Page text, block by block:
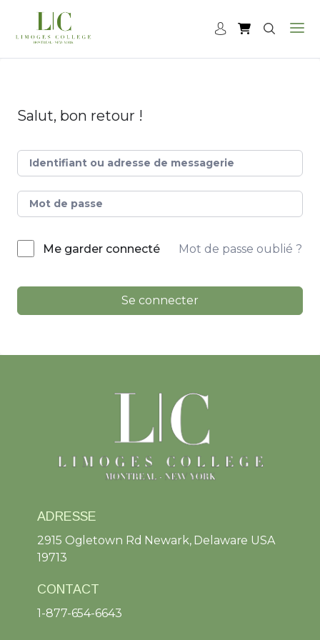
Salut, bon retour !
Me garder connecté Mot de passe oublié ?
Se connecter
ADRESSE
2915 Ogletown Rd Newark, Delaware USA
19713
CONTACT
1-877-654-6643